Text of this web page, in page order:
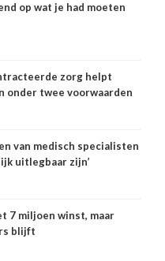
op wat je had moeten
zorg helpt
onder twee voorwaarden
van medisch specialisten
uitlegbaar zijn’
7 miljoen winst, maar
blijft